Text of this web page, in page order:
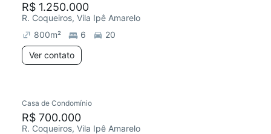
R$ 1.250.000
R. Coqueiros, Vila Ipê Amarelo
800m² 6
20
Ver contato
Casa de Condomínio
R$ 700.000
R. Coqueiros, Vila Ipê Amarelo